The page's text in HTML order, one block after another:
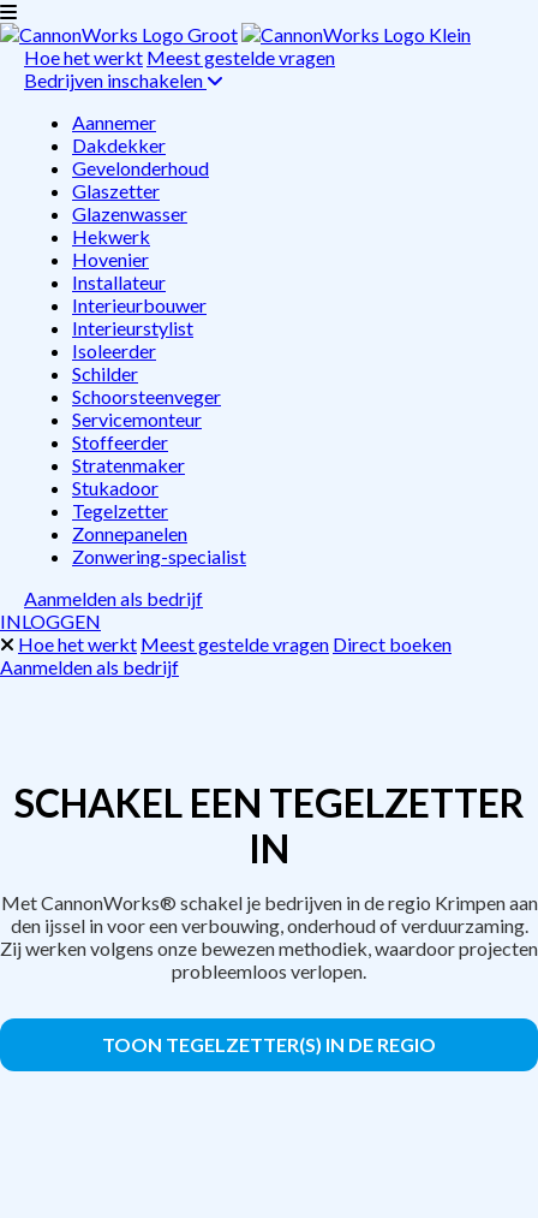
Hoe het werkt Meest gestelde vragen
Bedrijven inschakelen
Aannemer
Dakdekker
Gevelonderhoud
Glaszetter
Glazenwasser
Hekwerk
Hovenier
Installateur
Interieurbouwer
Interieurstylist
Isoleerder
Schilder
Schoorsteenveger
Servicemonteur
Stoffeerder
Stratenmaker
Stukadoor
Tegelzetter
Zonnepanelen
Zonwering-specialist
Aanmelden als bedrijf
INLOGGEN
Hoe het werkt Meest gestelde vragen Direct boeken
Aanmelden als bedrijf
SCHAKEL EEN TEGELZETTER
IN
Met CannonWorks® schakel je bedrijven in de regio Krimpen aan
den ijssel in voor een verbouwing, onderhoud of verduurzaming.
Zij werken volgens onze bewezen methodiek, waardoor projecten
probleemloos verlopen.
TOON TEGELZETTER(S) IN DE REGIO